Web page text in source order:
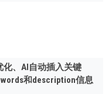
、AI自动插入关键
和description信息